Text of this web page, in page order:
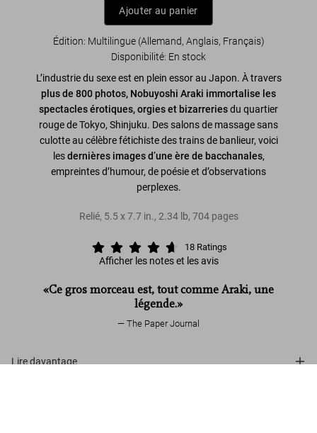
Ajouter au panier
Édition: Multilingue (Allemand, Anglais, Français)
Disponibilité: En stock
L’industrie du sexe est en plein essor au Japon. À travers
plus de 800 photos, Nobuyoshi Araki immortalise les
spectacles érotiques, orgies et bizarreriesdu quartier
rouge de Tokyo, Shinjuku. Des salons de massage sans
culotte au célèbre fétichiste des trains de banlieur, voici
lesdernières images d’une ère de bacchanales,
empreintes d’humour, de poésie et d’observations
perplexes.
Relié, 5.5x7.7 in., 2.34 lb, 704 pages
18 Ratings
Afficher les notes et les avis
«Ce gros morceau est, tout comme Araki, une
légende.»
The Paper Journal
Lire davantage